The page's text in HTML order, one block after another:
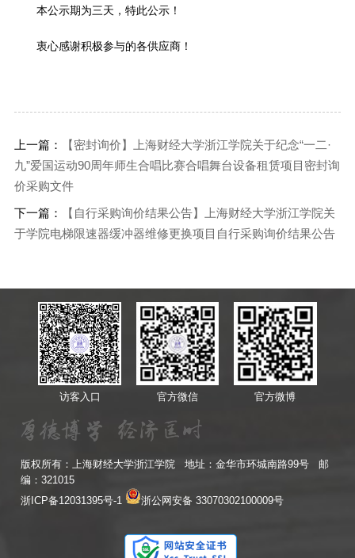
本公示期为三天，特此公示！
衷心感谢积极参与的各供应商！
上一篇：
【密封询价】上海财经大学浙江学院关于纪念“一二·
九”爱国运动90周年师生合唱比赛合唱舞台设备租赁项目密封询
价采购文件
下一篇：
【自行采购询价结果公告】上海财经大学浙江学院关
于学院电梯限速器缓冲器维修更换项目自行采购询价结果公告
访客入口 官方微信 官方微博
版权所有：上海财经大学浙江学院 地址：金华市环城南路99号 邮
编：321015
浙ICP备12031395号-1
浙公网安备 33070302100009号